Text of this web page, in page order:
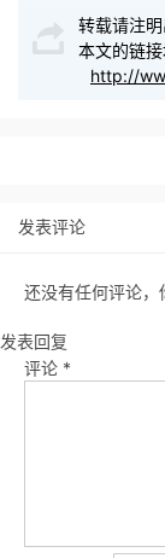
转载请注
本文的链
http://
发表评论
还没有任何评论，
发表回复
评论 *